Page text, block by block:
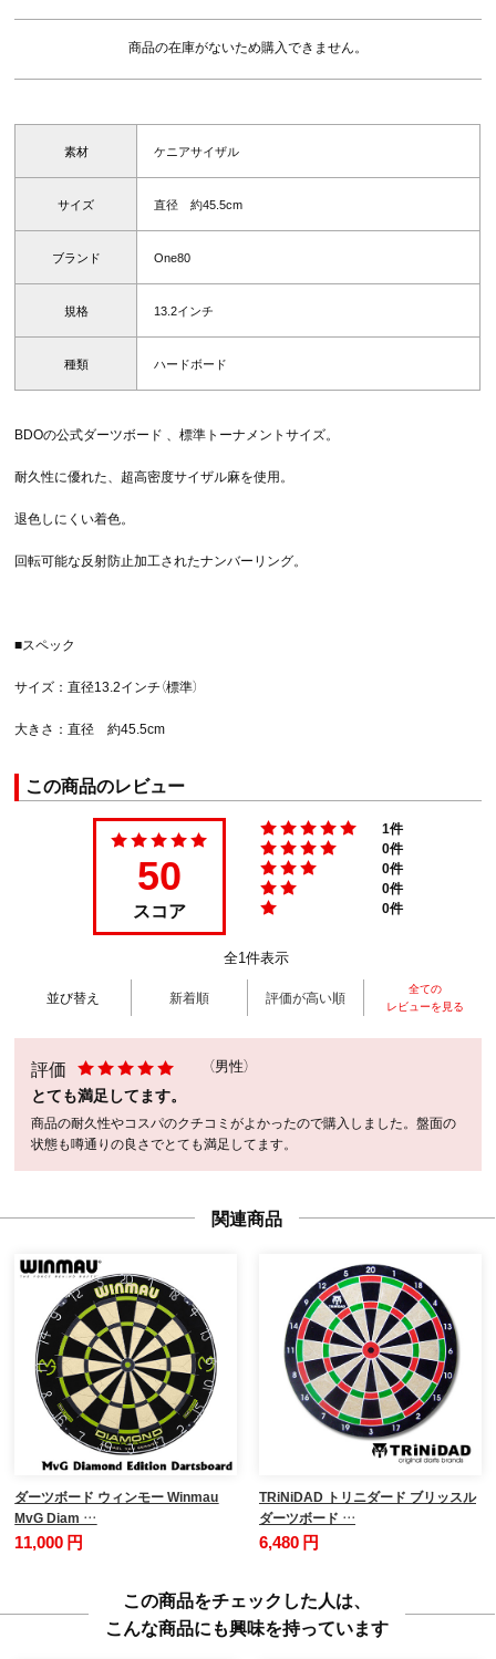
商品の在庫がないため購入できません。
素材 ケニアサイザル
サイズ 直径 約45.5cm
ブランド One80
規格 13.2インチ
種類 ハードボード
BDOの公式ダーツボード 、標準トーナメントサイズ。
耐久性に優れた、超高密度サイザル麻を使用。
退色しにくい着色。
回転可能な反射防止加工されたナンバーリング。
■スペック
サイズ：直径13.2インチ（標準）
大きさ：直径 約45.5cm
この商品のレビュー
50
スコア
1件
0件
0件
0件
0件
全1件表示
並び替え 新着順 評価が高い順
全ての
レビューを見る
評価 （男性）
とても満足してます。
商品の耐久性やコスパのクチコミがよかったので購入しました。盤面の
状態も噂通りの良さでとても満足してます。
関連商品
ダーツボード ウィンモー Winmau
MvG Diam …
11,000 円
TRiNiDAD トリニダード ブリッスル
ダーツボード …
6,480 円
この商品をチェックした人は、
こんな商品にも興味を持っています